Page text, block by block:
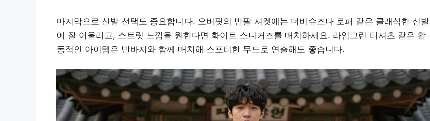
마지막으로 신발 선택도 중요합니다. 오버핏의 반팔 셔켓에는 더비슈즈나 로퍼 같은 클래식한 신발
이 잘 어울리고, 스트릿 느낌을 원한다면 화이트 스니커즈를 매치하세요. 라임그린 티셔츠 같은 활
동적인 아이템은 반바지와 함께 매치해 스포티한 무드로 연출해도 좋습니다.